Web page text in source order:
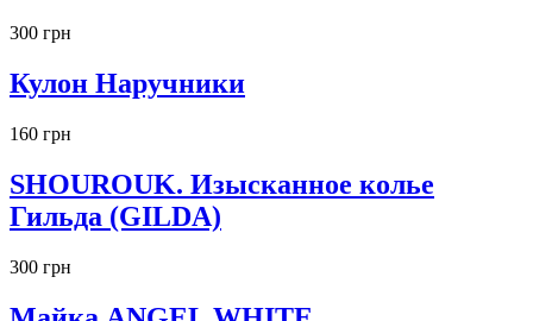
300 грн
Кулон Наручники
160 грн
SHOUROUK. Изысканное колье
Гильда (GILDA)
300 грн